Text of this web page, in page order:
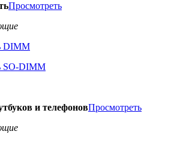
Просмотреть
DIMM
SO-DIMM
и телефоновПросмотреть